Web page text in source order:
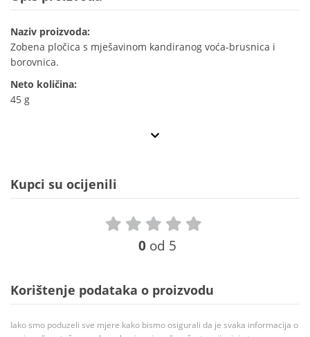
Naziv proizvoda:
Zobena pločica s mješavinom kandiranog voća-brusnica i
borovnica.
Neto količina:
45 g
Kupci su ocijenili
0 od 5
Korištenje podataka o proizvodu
Iako smo poduzeli sve mjere kako bismo osigurali da je svaka informacija o